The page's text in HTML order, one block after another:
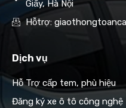
Giấy, Hà Nội
Hỗtrợ:
Dịch vụ
Hỗ Trợ cấp tem, phù hiệu
Đăng ký xe ô tô công nghệ